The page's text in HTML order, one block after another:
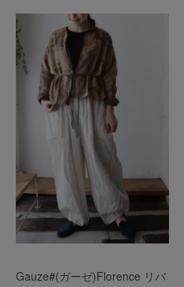
Gauze#(ガーゼ)Florence リバ